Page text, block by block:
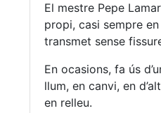
El mestre Pepe
propi, casi sempre
transmet sense
En ocasions, fa ús
llum, en canvi, en
en relleu.